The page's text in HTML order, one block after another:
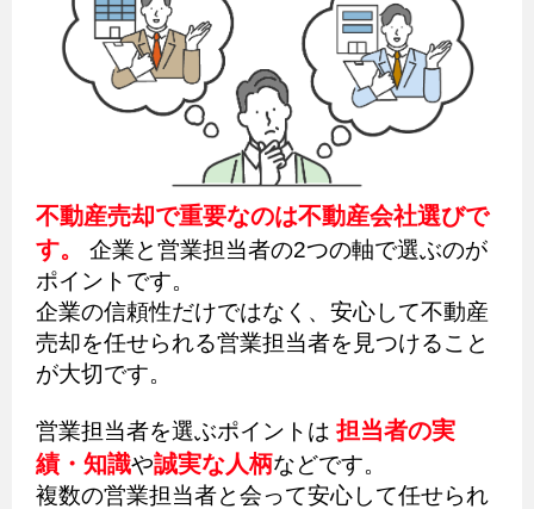
不動産売却で重要なのは不動産会社選びで
す。
企業と営業担当者の2つの軸で選ぶのが
ポイントです。
企業の信頼性だけではなく、安心して不動産
売却を任せられる営業担当者を見つけること
が大切です。
営業担当者を選ぶポイントは 担当者の実
績・知識や誠実な人柄などです。
複数の営業担当者と会って安心して任せられ